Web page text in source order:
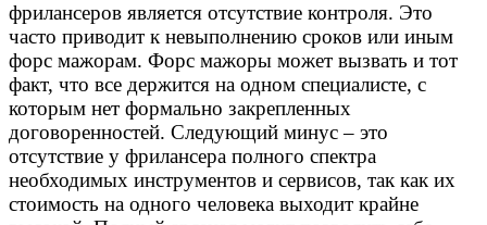
фрилансеров является отсутствие контроля. Это
часто приводит к невыполнению сроков или иным
форс мажорам. Форс мажоры может вызвать и тот
факт, что все держится на одном специалисте, с
которым нет формально закрепленных
договоренностей. Следующий минус – это
отсутствие у фрилансера полного спектра
необходимых инструментов и сервисов, так как их
стоимость на одного человека выходит крайне